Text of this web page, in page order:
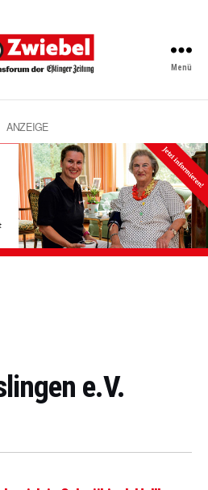
Vereinsforum
Eßlinger
Zeitung
Menü
ANZEIGE
e.V.